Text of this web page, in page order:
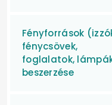
Fényforrások
fénycsövek,
foglalatok,
beszerzése